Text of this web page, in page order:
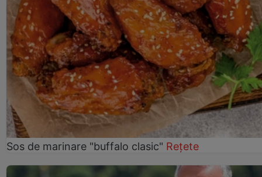
Sos de marinare "buffalo clasic" Rețete